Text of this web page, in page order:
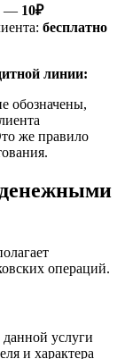
— 10₽
бесплатно
линии:
обозначены,
же правило
операций.
данной услуги
и характера